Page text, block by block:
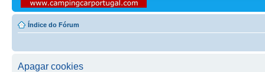
Índice do Fórum
Apagar cookies